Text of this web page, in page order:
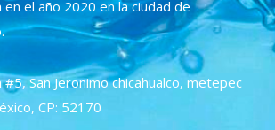
el año 2020 en la ciudad de
#5, San Jeronimo chicahualco, metepec
CP: 52170